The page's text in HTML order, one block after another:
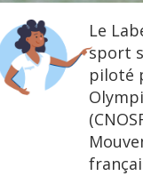
Le
sport
piloté